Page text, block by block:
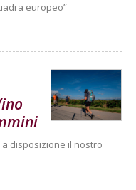
europeo”
disposizione il nostro